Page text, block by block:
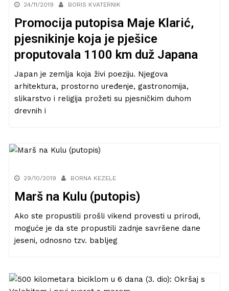
24/11/2019 BORIS KVATERNIK
Promocija putopisa Maje Klarić,
pjesnikinje koja je pješice
proputovala 1100 km duž Japana
Japan je zemlja koja živi poeziju. Njegova
arhitektura, prostorno uređenje, gastronomija,
slikarstvo i religija prožeti su pjesničkim duhom
drevnih i
29/10/2019 BORNA KEZELE
Marš na Kulu (putopis)
Ako ste propustili prošli vikend provesti u prirodi,
moguće je da ste propustili zadnje savršene dane
jeseni, odnosno tzv. babljeg